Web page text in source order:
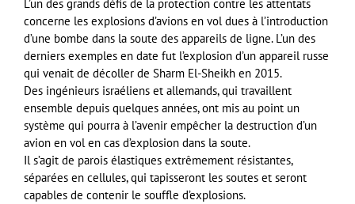
L’un des grands défis de la protection contre les attentats
concerne les explosions d’avions en vol dues à l’introduction
d’une bombe dans la soute des appareils de ligne. L’un des
derniers exemples en date fut l’explosion d’un appareil russe
qui venait de décoller de Sharm El-Sheikh en 2015.
Des ingénieurs israéliens et allemands, qui travaillent
ensemble depuis quelques années, ont mis au point un
système qui pourra à l’avenir empêcher la destruction d’un
avion en vol en cas d’explosion dans la soute.
Il s’agit de parois élastiques extrêmement résistantes,
séparées en cellules, qui tapisseront les soutes et seront
capables de contenir le souffle d’explosions.